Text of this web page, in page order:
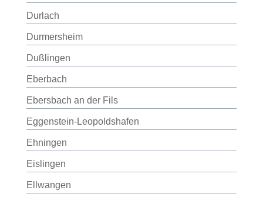
Durlach
Durmersheim
Dußlingen
Eberbach
Ebersbach an der Fils
Eggenstein-Leopoldshafen
Ehningen
Eislingen
Ellwangen